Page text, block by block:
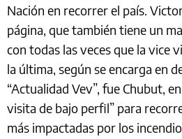
Nación en recorrer el país.
página, que también tiene un
con todas las veces que la vice
la última, según se encarga en
“Actualidad Vev”, fue Chubut,
visita de bajo perfil” para
más impactadas por los